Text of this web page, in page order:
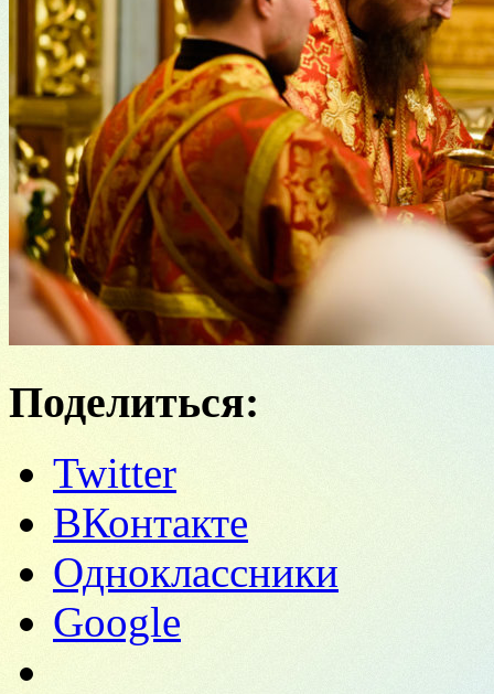
Поделиться:
Twitter
ВКонтакте
Одноклассники
Google